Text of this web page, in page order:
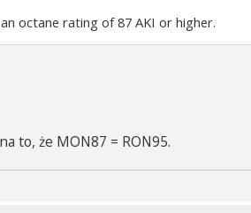
octane rating of 87 AKI or higher.
to, że MON87 = RON95.